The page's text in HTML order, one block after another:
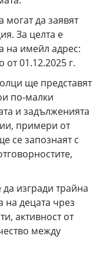
да заявят
За целта е
на имейл адрес:
01.12.2025 г.
ще представят
по-малки
и задълженията
примери от
се запознаят с
изгради трайна
на децата чрез
активност от
между